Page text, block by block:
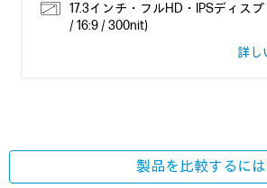
17.3インチ・フルHD・IPSディスプ
/ 16:9 / 300nit)
詳し
製品を比較するには